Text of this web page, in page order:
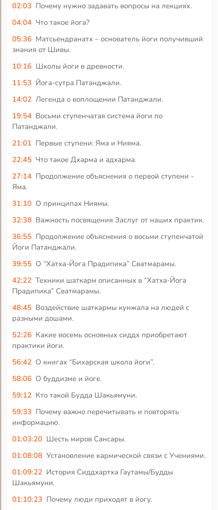
02:03 Почему нужно задавать вопросы на лекциях.
04:04 Что такое йога?
05:36 Матсьендранатх – основатель йоги получивший
знания от Шивы.
10:16 Школы йоги в древности.
11:53 Йога-сутра Патанджали.
14:02 Легенда о воплощении Патанджали.
19:54 Восьми ступенчатая система йоги по
Патанджали.
21:01 Первые ступени: Яма и Нияма.
22:45 Что такое Дхарма и адхарма.
27:14 Продолжение объяснения о первой ступени -
Яма.
31:10 О принципах Ниямы.
32:38 Важность посвящения Заслуг от наших практик.
36:55 Продолжение объяснения о восьми ступенчатой
Йоги Патанджали.
39:55 О “Хатха-Йога Прадипика” Сватмарамы.
42:22 Техники шаткарм описанных в “Хатха-Йога
Прадипика” Сватмарамы.
48:45 Воздействие шаткармы кунжала на людей с
разными дошами.
52:26 Какие восемь основных сиддх приобретают
практики йоги.
56:42 О книгах “Бихарская школа йоги”.
58:06 О буддизме и йоге.
59:12 Кто такой Будда Шакьямуни.
59:33 Почему важно перечитывать и повторять
информацию.
01:03:20 Шесть миров Сансары.
01:08:08 Установление кармической связи с Учениями.
01:09:22 История Сиддхартха Гаутамы/Будды
Шакьямуни.
01:10:23 Почему люди приходят в йогу.